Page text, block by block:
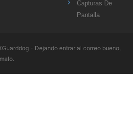
Capturas De
Pantalla
- Dejando entrar al correo bueno,